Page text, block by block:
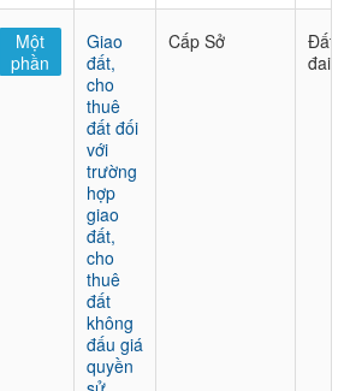
Một
phần
Giao
đất,
cho
thuê
đất đối
với
trường
hợp
giao
đất,
cho
thuê
đất
không
đấu giá
quyền
Cấp Sở
Đất
đai